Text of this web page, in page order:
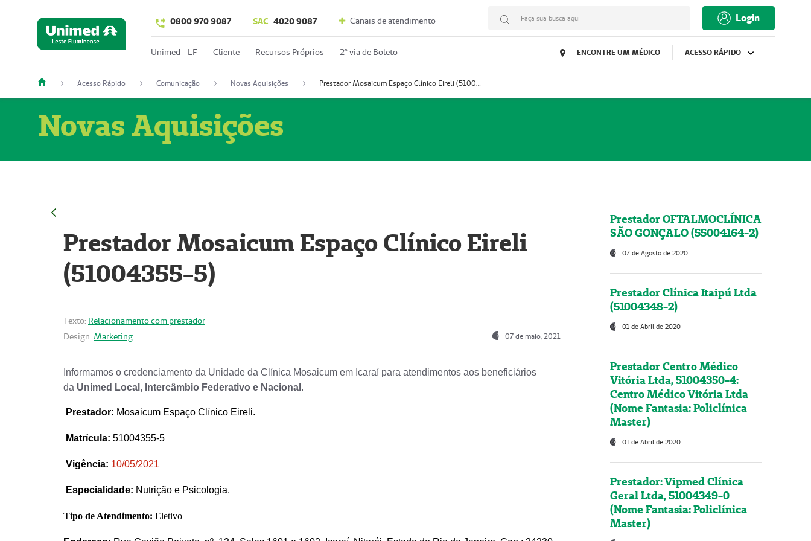
0800 970 9087 SAC 4020 9087 Canais de atendimento Faça sua busca aqui Login
Unimed - LF Cliente Recursos Próprios 2º via de Boleto ENCONTRE UM MÉDICO ACESSO RÁPIDO
Acesso Rápido Comunicação Novas Aquisições Prestador Mosaicum Espaço Clínico Eireli (51004355-5)
Novas Aquisições
Prestador Mosaicum Espaço Clínico Eireli
(51004355-5)
Texto: Relacionamento com prestador
Design: Marketing 07 de maio, 2021
Informamos o credenciamento da Unidade da Clínica Mosaicum em Icaraí para atendimentos aos beneficiários
da Unimed Local, Intercâmbio Federativo e Nacional .
Prestador: Mosaicum Espaço Clínico Eireli.
Matrícula: 51004355-5
Vigência: 10/05/2021
Especialidade: Nutrição e Psicologia.
Tipo de Atendimento: Eletivo
Prestador OFTALMOCLÍNICA
SÃO GONÇALO (55004164-2)
07 de Agosto de 2020
Prestador Clínica Itaipú Ltda
(51004348-2)
01 de Abril de 2020
Prestador Centro Médico
Vitória Ltda, 51004350-4:
Centro Médico Vitória Ltda
(Nome Fantasia: Policlínica
Master)
01 de Abril de 2020
Prestador: Vipmed Clínica
Geral Ltda, 51004349-0
(Nome Fantasia: Policlínica
Master)